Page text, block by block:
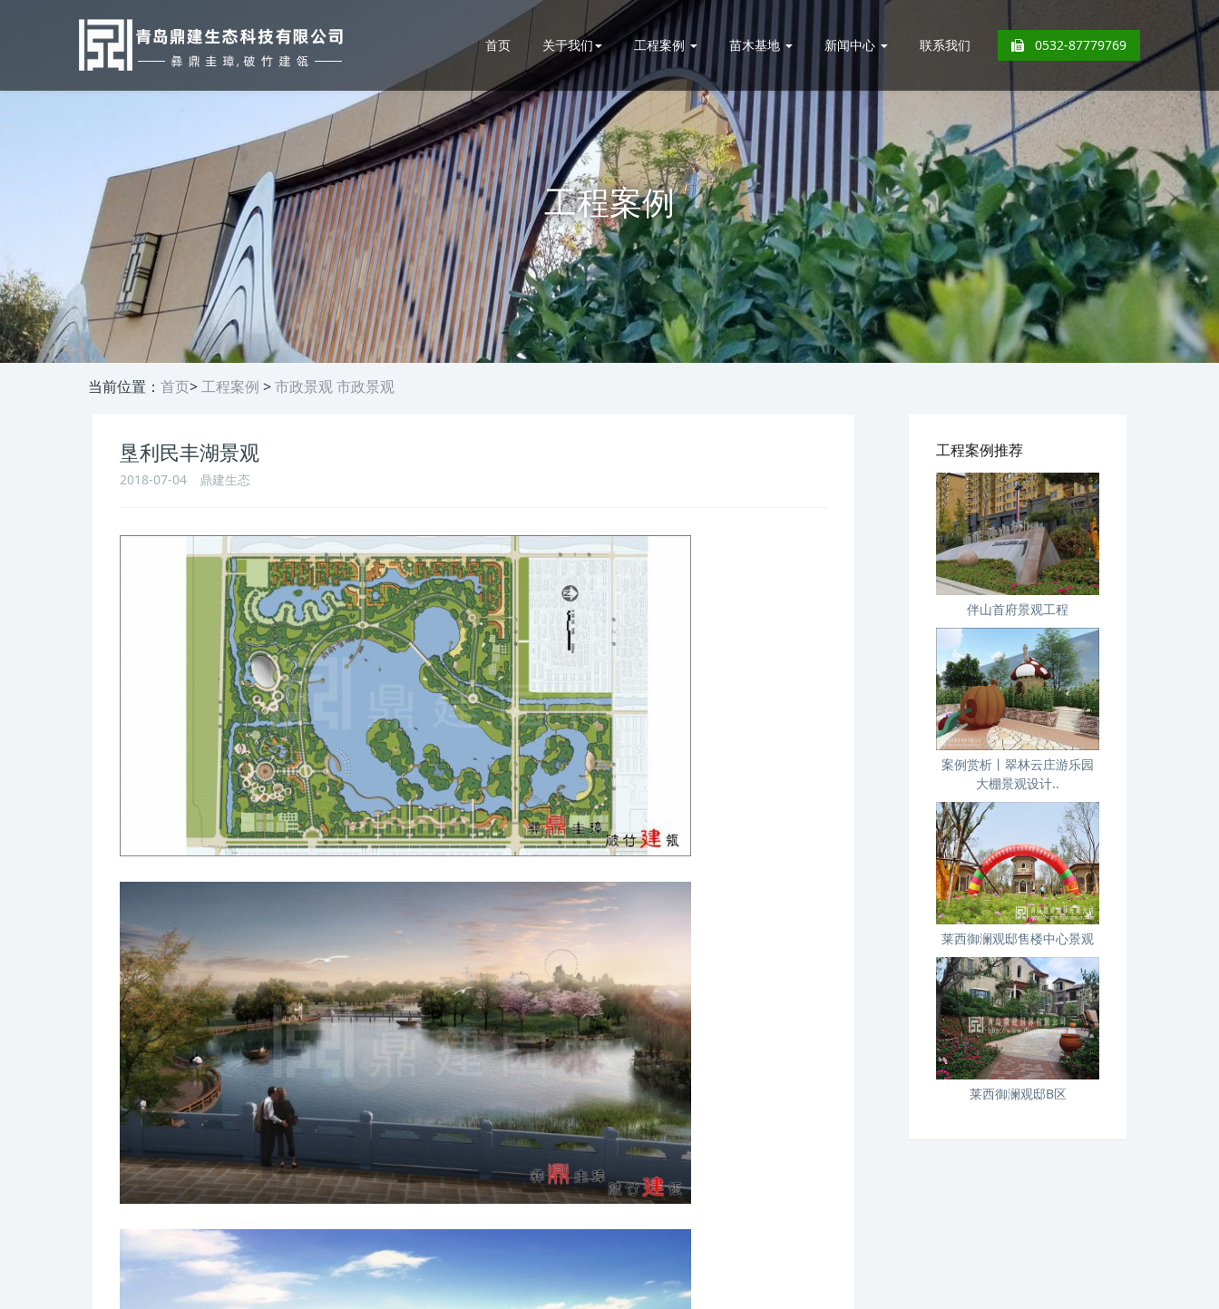
0532-87779769
首页 关于我们 工程案例 苗木基地 新闻中心 联系我们
工程案例
当前位置： 首页>工程案例 >市政景观市政景观
垦利民丰湖景观
2018-07-04 鼎建生态
工程案例推荐
伴山首府景观工程
案例赏析丨翠林云庄游乐园
大棚景观设计..
莱西御澜观邸售楼中心景观
莱西御澜观邸B区